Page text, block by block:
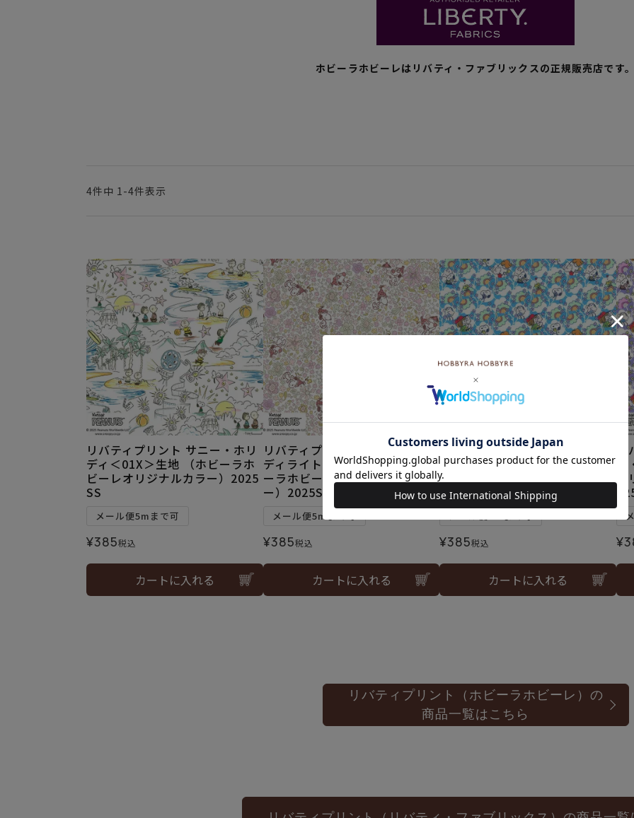
ホビーラホビーレはリバティ・ファブリックスの正規販売店です
4件中 1 -4件表示
リバティプリント サニー・ホリ
ディ＜01X＞生地 （ホビーラホ
ビーレオリジナルカラー）2025
SS
メール便5mまで可
¥385税込
カートに入れる
リバティプリント フローラル・
ディライト＜01P＞生地 （ホビ
ーラホビーレオリジナルカラ
ー）2025SS
メール便5mまで可
¥385税込
カートに入れる
リバティプリント フレンドシッ
プ・ブルームズ＜J25B＞生地
（リバティ・ファブリックス）2
025SS
¥385税込
カートに入れる
¥
リバティプリント（ホビーラホビーレ）の
商品一覧はこちら